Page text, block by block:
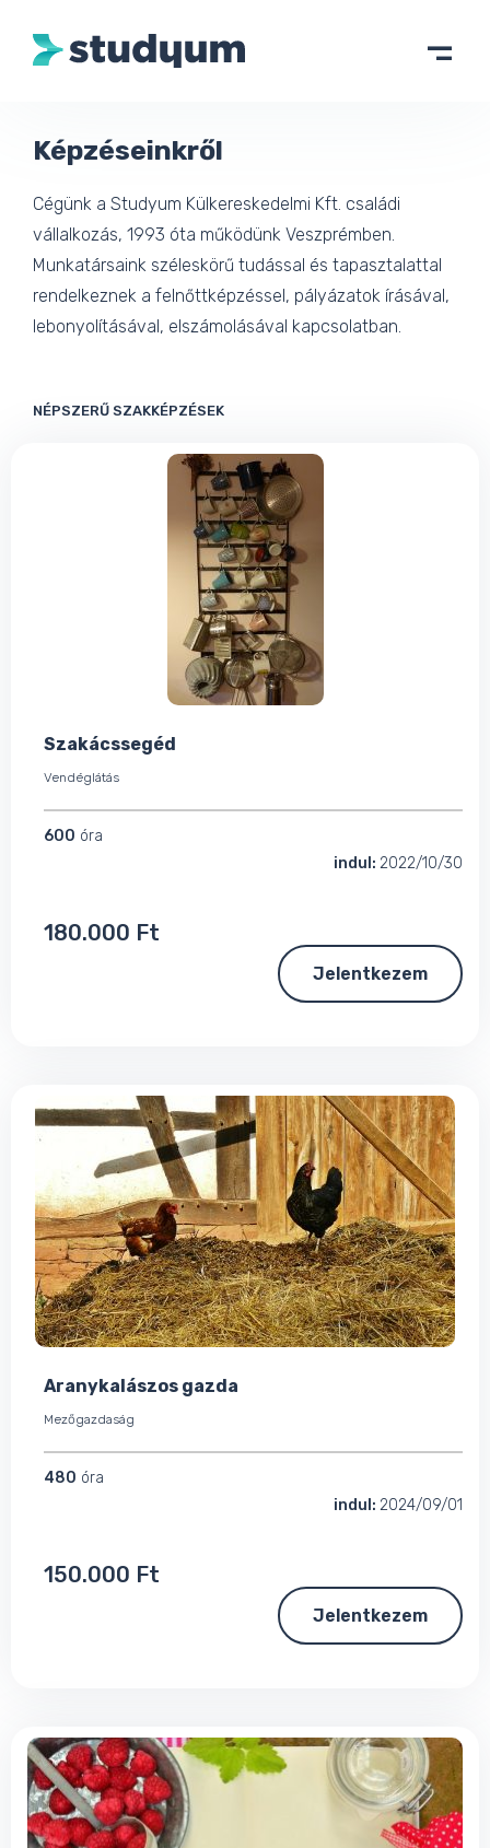
Képzéseinkről
Cégünk a Studyum Külkereskedelmi Kft. családi
vállalkozás, 1993 óta működünk Veszprémben.
Munkatársaink széleskörű tudással és tapasztalattal
rendelkeznek a felnőttképzéssel, pályázatok írásával,
lebonyolításával, elszámolásával kapcsolatban.
NÉPSZERŰ SZAKKÉPZÉSEK
Szakácssegéd
Vendéglátás
600 óra
indul: 2022/10/30
180.000 Ft
Jelentkezem
Aranykalászos gazda
Mezőgazdaság
480 óra
indul: 2024/09/01
150.000 Ft
Jelentkezem